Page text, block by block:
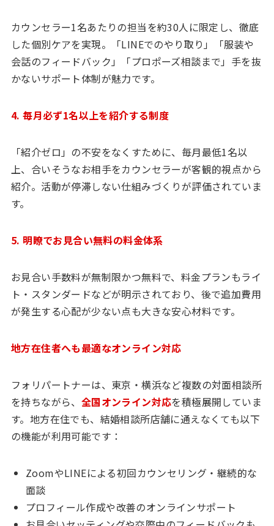
カウンセラー1名あたりの担当を約30人に限定し、徹底
した個別ケアを実現。「LINEでのやり取り」「服装や
会話のフィードバック」「プロポーズ相談まで」手を抜
かないサポート体制が魅力です。
4. 毎月必ず1名以上を紹介する制度
「紹介ゼロ」の不安をなくすために、毎月最低1名以
上、合いそうなお相手をカウンセラーが客観的視点から
紹介。活動が停滞しない仕組みづくりが評価されていま
す。
5. 明瞭でお見合い無料の料金体系
お見合い手数料が無制限かつ無料で、料金プランもライ
ト・スタンダードなどが明示されており、後で追加費用
が発生する心配が少ない点も大きな安心材料です。
地方在住者へも最適なオンライン対応
フォリパートナーは、東京・横浜など複数の対面相談所
を持ちながら、 全国オンライン対応を積極展開していま
す。地方在住でも、結婚相談所店舗に通えなくても以下
の機能が利用可能です：
ZoomやLINEによる初回カウンセリング・継続的な
面談
プロフィール作成や改善のオンラインサポート